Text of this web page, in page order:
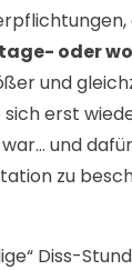
tage- oder
und
erst
und
zu
Diss-